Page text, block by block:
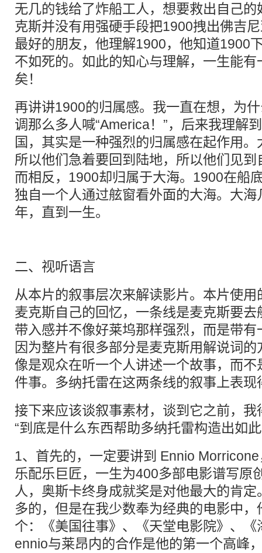
无几的钱给了炸船工人，想要救出自己
克斯并没有用强硬手段把1900拽出佛吉
最好的朋友，他理解1900，他知道1900
不如死的。如此的知心与理解，一生能
矣！
再讲讲1900的归属感。我一直在想，为
调那么多人喊“America！”，后来我理解
国，其实是一种强烈的归属感在起作用
所以他们急着要回到陆地，所以他们见
而相反，1900却归属于大海。1900在船
独自一个人通过舷窗看外面的大海。大
年，直到一生。
二、视听语言
从本片的叙事层次来解读影片。本片使
麦克斯自己的回忆，一条线是麦克斯要
带入感并不像好莱坞那样强烈，而是带
因为整片有很多部分是麦克斯用解说词
像是观众在听一个人讲述一个故事，而
件事。多纳托雷在这两条线的叙事上表
接下来应该谈叙事素材，谈到它之前，
“到底是什么东西帮助多纳托雷构造出如
1、首先的，一定要讲到 Ennio
乐配乐巨匠，一生为400多部电影谱写原
人，奥斯卡终身成就奖是对他最大的肯
多的，但是在我少数奉为经典的电影中
个：《美国往事》、《天堂电影院》、
ennio与莱昂内的合作是他的第一个高峰